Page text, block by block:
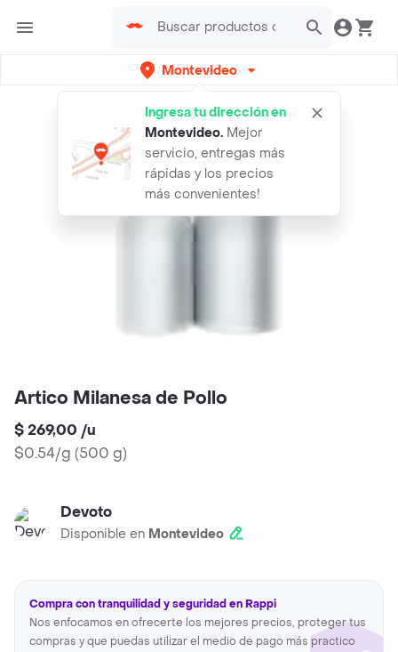
Montevideo
Ingresa tu dirección en
Montevideo. Mejor
servicio, entregas más
rápidas y los precios
más convenientes!
Artico Milanesa de Pollo
$ 269,00 /u
$0.54/g (500 g)
Devoto
Disponible en Montevideo
Compra con tranquilidad y seguridad en Rappi
Nos enfocamos en ofrecerte los mejores precios, proteger tus
compras y que puedas utilizar el medio de pago más practico